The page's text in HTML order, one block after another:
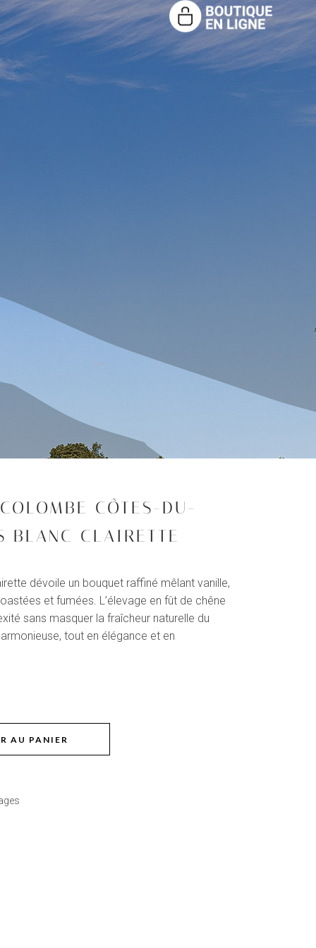
CÔTES-DU-
BLANC CLAIRETTE
dévoile un bouquet raffiné mêlant vanille,
et fumées. L’élevage en fût de chêne
sans masquer la fraîcheur naturelle du
tout en élégance et en
AU PANIER